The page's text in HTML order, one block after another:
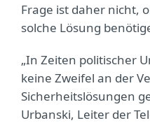
Frage ist daher nicht,
solche Lösung
„In Zeiten politischer
keine Zweifel an der
Sicherheitslösungen
Urbanski, Leiter der